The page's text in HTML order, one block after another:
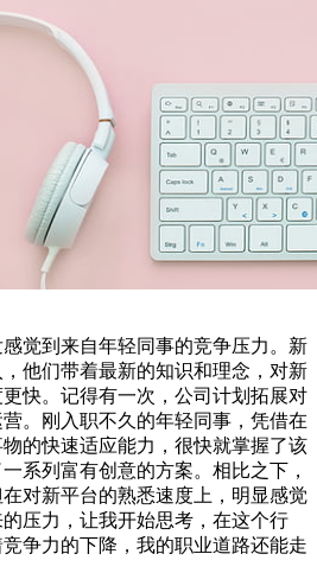
觉到来自年轻同事的竞争压力。新
他们带着最新的知识和理念，对新
快。记得有一次，公司计划拓展对
。刚入职不久的年轻同事，凭借在
的快速适应能力，很快就掌握了该
系列富有创意的方案。相比之下，
对新平台的熟悉速度上，明显感觉
压力，让我开始思考，在这个行
争力的下降，我的职业道路还能走